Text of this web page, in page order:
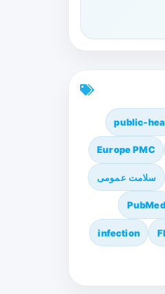
public-
Europe PMC
سلامت عمومی
PubMed
infection